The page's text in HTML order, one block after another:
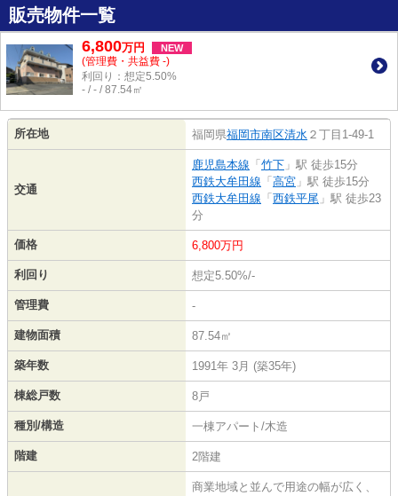
販売物件一覧
6,800万円 NEW
(管理費・共益費 -)
利回り：想定5.50%
- / - / 87.54㎡
所在地 福岡県福岡市南区清水 ２丁目1-49-1
交通
鹿児島本線 「 竹下 」駅 徒歩15分
西鉄大牟田線 「 高宮 」駅 徒歩15分
西鉄大牟田線 「 西鉄平尾 」駅 徒歩23
分
価格 6,800万円
利回り 想定5.50%/-
管理費 -
建物面積 87.54㎡
築年数 1991年 3月 (築35年)
棟総戸数 8戸
種別/構造 一棟アパート/木造
階建 2階建
商業地域と並んで用途の幅が広く、